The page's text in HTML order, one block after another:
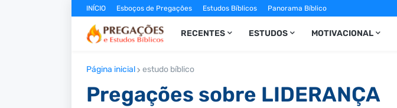
INÍCIO Esboços de Pregações Estudos Bíblicos Panorama Bíblico
RECENTES ESTUDOS MOTIVACIONAL
Página inicial estudo bíblico
Pregações sobre LIDERANÇA